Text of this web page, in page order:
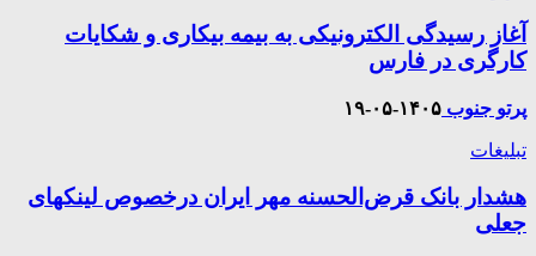
آغاز رسیدگی الکترونیکی به بیمه بیکاری و شکایات
کارگری در فارس
پرتو جنوب ۱۴۰۵-۰۵-۱۹
تبلیغات
هشدار بانک قرض‌الحسنه مهر ایران درخصوص لینکهای
جعلی